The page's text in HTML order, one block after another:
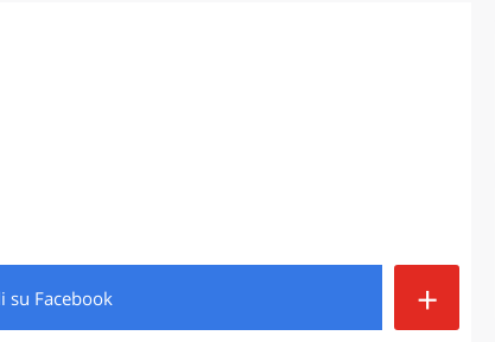
ROMAGNA PIEMONTE
su Facebook +